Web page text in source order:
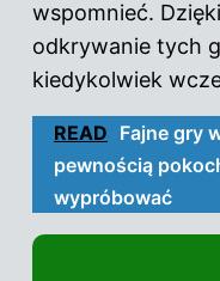
wspomnieć.
odkrywanie tych
kiedykolwiek
READ Fajne gry
pewnością
wypróbować